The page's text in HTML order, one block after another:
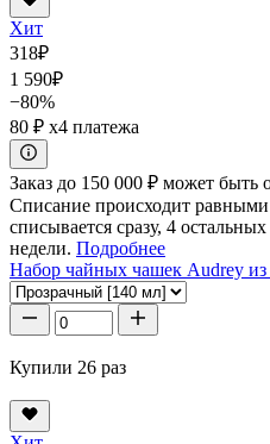
Хит
318₽
1 590₽
−80%
80 ₽ x4 платежа
Заказ до 150 000 ₽ может быть
Списание происходит
списывается сразу, 4
недели. Подробнее
Набор чайных чашек Audrey
Купили 26 раз